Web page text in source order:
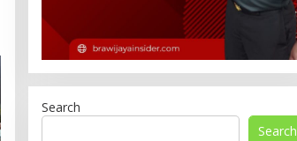
Search
Search